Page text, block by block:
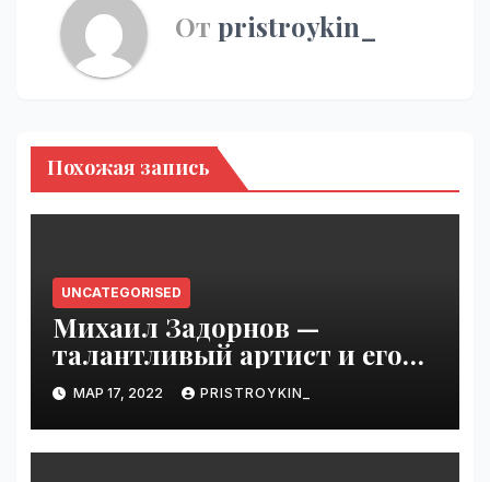
От pristroykin_
Похожая запись
UNCATEGORISED
Михаил Задорнов —
талантливый артист и его
увлекательная биография —
выдающиеся достижения,
известность и интересные
факты из личной жизни!
МАР 17, 2022 PRISTROYKIN_